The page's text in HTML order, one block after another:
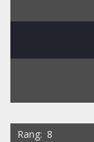
Rang 8